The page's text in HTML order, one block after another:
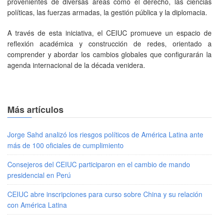
políticas, las fuerzas armadas, la gestión pública y la diplomacia.
A través de esta iniciativa, el CEIUC promueve un espacio de
reflexión académica y construcción de redes, orientado a
comprender y abordar los cambios globales que configurarán la
agenda internacional de la década venidera.
Más artículos
Jorge Sahd analizó los riesgos políticos de América Latina ante
más de 100 oficiales de cumplimiento
Consejeros del CEIUC participaron en el cambio de mando
presidencial en Perú
CEIUC abre inscripciones para curso sobre China y su relación
con América Latina